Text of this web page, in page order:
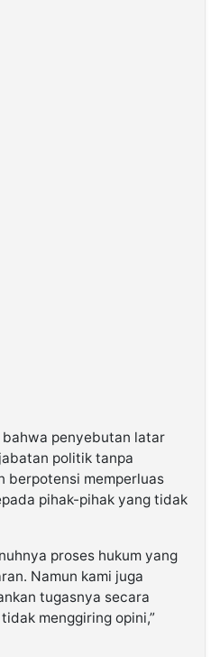
bahwa penyebutan latar
politik tanpa
berpotensi memperluas
pihak-pihak yang tidak
proses hukum yang
Namun kami juga
tugasnya secara
menggiring opini,”